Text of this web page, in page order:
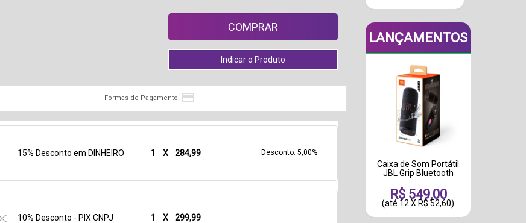
Formas de Pagamento 
15% Desconto em DINHEIRO 1 X 284,99 Desconto: 5,00%
10% Desconto - PIX CNPJ 1 X 299,99
LANÇAMENTOS
Caixa de Som Portátil
JBL Grip Bluetooth
R$ 549,00
(até 12 X R$ 52,60)